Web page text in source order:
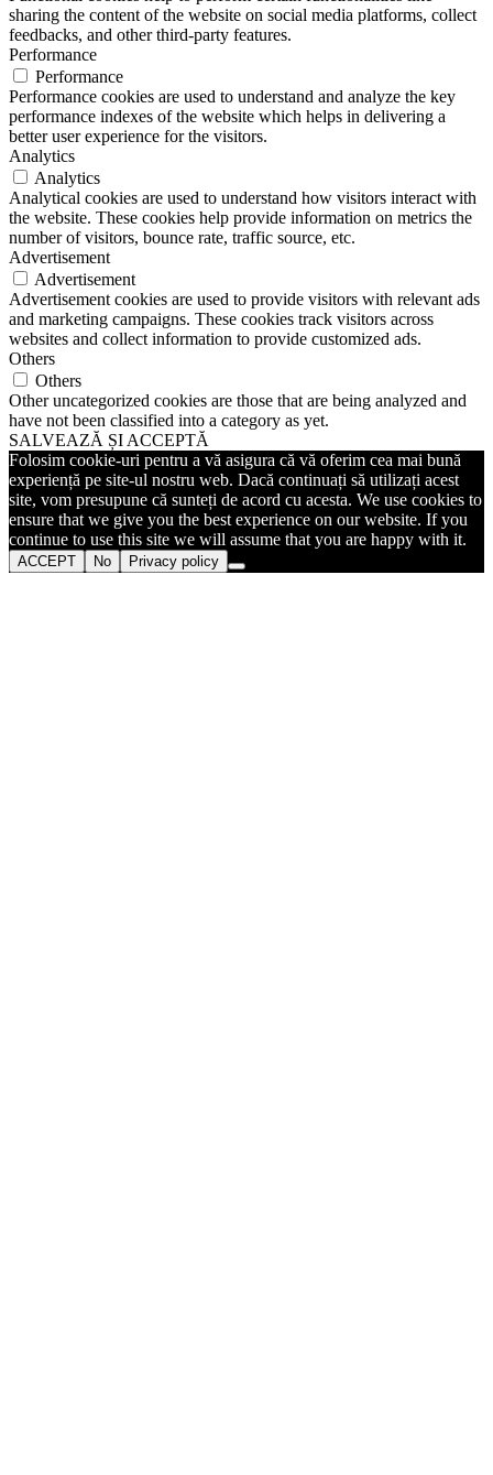
sharing the content of the website on social media platforms, collect
feedbacks, and other third-party features.
Performance
Performance
Performance cookies are used to understand and analyze the key
performance indexes of the website which helps in delivering a
better user experience for the visitors.
Analytics
Analytics
Analytical cookies are used to understand how visitors interact with
the website. These cookies help provide information on metrics the
number of visitors, bounce rate, traffic source, etc.
Advertisement
Advertisement
Advertisement cookies are used to provide visitors with relevant ads
and marketing campaigns. These cookies track visitors across
websites and collect information to provide customized ads.
Others
Others
Other uncategorized cookies are those that are being analyzed and
have not been classified into a category as yet.
SALVEAZĂ ȘI ACCEPTĂ
Folosim cookie-uri pentru a vă asigura că vă oferim cea mai bună
experiență pe site-ul nostru web. Dacă continuați să utilizați acest
site, vom presupune că sunteți de acord cu acesta. We use cookies to
ensure that we give you the best experience on our website. If you
continue to use this site we will assume that you are happy with it.
ACCEPT No Privacy policy